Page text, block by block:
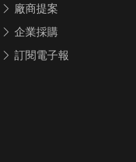
廠商提案
企業採購
訂閱電子報